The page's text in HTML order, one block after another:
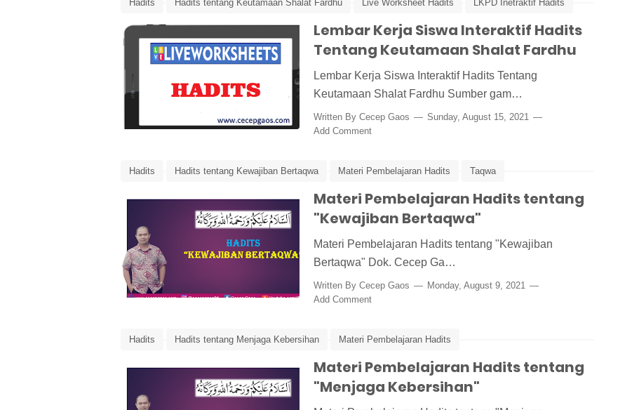
Hadits Hadits tentang Keutamaan Shalat Fardhu Live Worksheet Hadits LKPD Inetraktif Hadits
Media Pembelajaran Online Shalat FardhuLembar Kerja Siswa Interaktif Hadits
Tentang Keutamaan Shalat Fardhu
Lembar Kerja Siswa Interaktif Hadits Tentang
Keutamaan Shalat Fardhu Sumber gam…
Written By Cecep Gaos
Sunday, August 15, 2021
Add Comment
Hadits Hadits tentang Kewajiban Bertaqwa Materi Pembelajaran Hadits Taqwa
Materi Pembelajaran Hadits tentang
"Kewajiban Bertaqwa"
Materi Pembelajaran Hadits tentang "Kewajiban
Bertaqwa" Dok. Cecep Ga…
Written By Cecep Gaos
Monday, August 9, 2021
Add Comment
Hadits Hadits tentang Menjaga Kebersihan Materi Pembelajaran Hadits
Materi Pembelajaran Hadits tentang
"Menjaga Kebersihan"